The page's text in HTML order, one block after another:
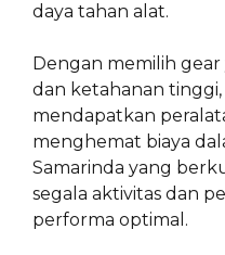
daya tahan alat.
Dengan memilih
dan ketahanan
mendapatkan
menghemat biaya
Samarinda yang
segala aktivitas dan
performa optimal.